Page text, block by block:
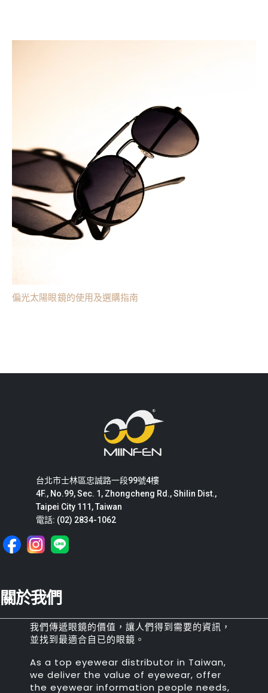
偏光太陽眼鏡的使用及選購指南
台北市士林區忠誠路一段99號4樓
4F., No.99, Sec. 1, Zhongcheng Rd., Shilin Dist.,
Taipei City 111, Taiwan
電話: (02) 2834-1062
關於我們
我們傳遞眼鏡的價值，讓人們得到需要的資訊，
並找到最適合自已的眼鏡。
As a top eyewear distributor in Taiwan,
we deliver the value of eyewear, offer
the eyewear information people needs,